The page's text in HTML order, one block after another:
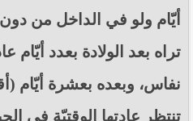
أيّام ولو في الداخل من
تراه بعد الولادة بعدد أيّام
نفاس، وبعده بعشرة أيّام
تنتظر عادتها الوقتيّة في